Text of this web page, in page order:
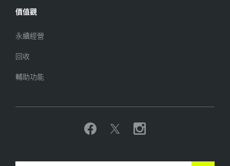
價值觀
永續經營
回收
輔助功能